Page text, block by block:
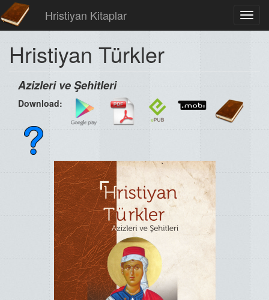
Hristiyan Kitaplar
Hristiyan Türkler
Azizleri ve Şehitleri
Download: